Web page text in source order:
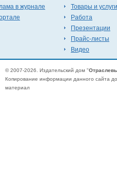
в журнале
Товары и услуги
Работа
Презентации
Прайс-листы
Видео
© 2007-2026. Издательский дом "
Копирование информации данного сайта
материал